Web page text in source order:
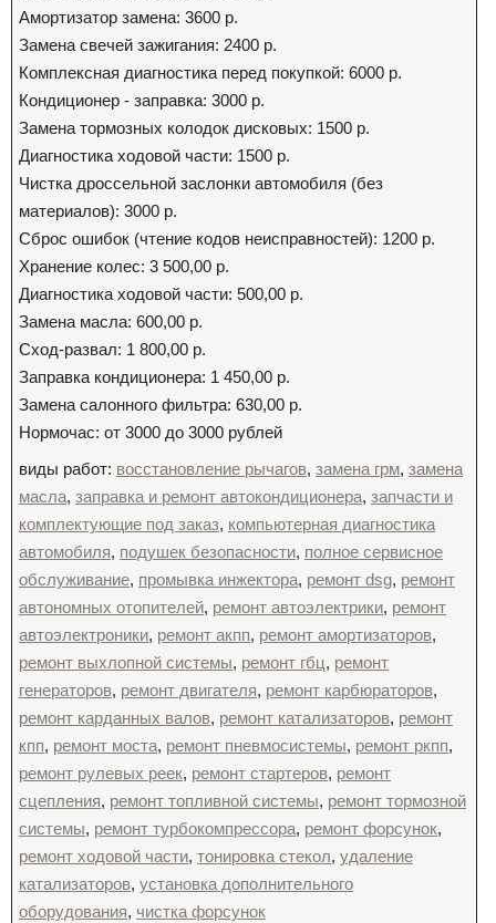
Амортизатор замена: 3600 р.
Замена свечей зажигания: 2400 р.
Комплексная диагностика перед покупкой: 6000 р.
Кондиционер - заправка: 3000 р.
Замена тормозных колодок дисковых: 1500 р.
Диагностика ходовой части: 1500 р.
Чистка дроссельной заслонки автомобиля (без
материалов): 3000 р.
Сброс ошибок (чтение кодов неисправностей): 1200 р.
Хранение колес: 3 500,00 р.
Диагностика ходовой части: 500,00 р.
Замена масла: 600,00 р.
Сход-развал: 1 800,00 р.
Заправка кондиционера: 1 450,00 р.
Замена салонного фильтра: 630,00 р.
Нормочас: от 3000 до 3000 рублей
виды работ: восстановление рычагов, замена грм, замена
масла, заправка и ремонт автокондиционера, запчасти и
комплектующие под заказ, компьютерная диагностика
автомобиля, подушек безопасности, полное сервисное
обслуживание, промывка инжектора, ремонт dsg, ремонт
автономных отопителей, ремонт автоэлектрики, ремонт
автоэлектроники, ремонт акпп, ремонт амортизаторов,
ремонт выхлопной системы, ремонт гбц, ремонт
генераторов, ремонт двигателя, ремонт карбюраторов,
ремонт карданных валов, ремонт катализаторов, ремонт
кпп, ремонт моста, ремонт пневмосистемы, ремонт ркпп,
ремонт рулевых реек, ремонт стартеров, ремонт
сцепления, ремонт топливной системы, ремонт тормозной
системы, ремонт турбокомпрессора, ремонт форсунок,
ремонт ходовой части, тонировка стекол, удаление
катализаторов, установка дополнительного
оборудования, чистка форсунок